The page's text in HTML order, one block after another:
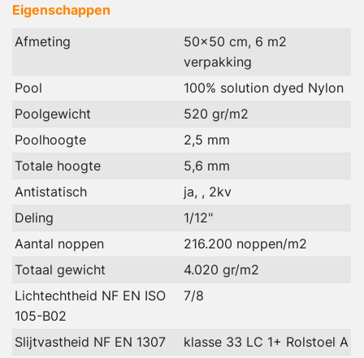
Eigenschappen
Afmeting
50x50 cm, 6 m2
verpakking
Pool
100% solution dyed Nylon
Poolgewicht
520 gr/m2
Poolhoogte
2,5 mm
Totale hoogte
5,6 mm
Antistatisch
ja, , 2kv
Deling
1/12"
Aantal noppen
216.200 noppen/m2
Totaal gewicht
4.020 gr/m2
Lichtechtheid NF EN ISO
105-B02
7/8
Slijtvastheid NF EN 1307
klasse 33 LC 1+ Rolstoel A